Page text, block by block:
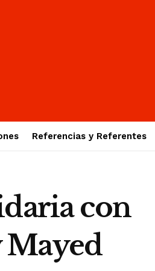
Referencias y Referentes
con
Mayed